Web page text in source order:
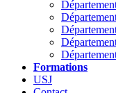
Formations
USJ